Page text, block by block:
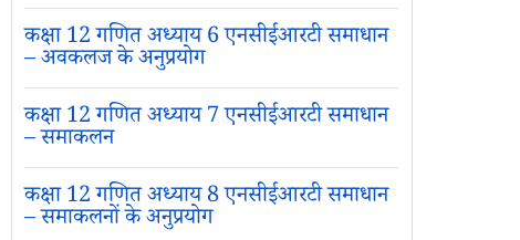
कक्षा 12 गणित अध्याय 6 एनसीईआरटी समाधान
– अवकलज के अनुप्रयोग
कक्षा 12 गणित अध्याय 7 एनसीईआरटी समाधान
– समाकलन
कक्षा 12 गणित अध्याय 8 एनसीईआरटी समाधान
– समाकलनों के अनुप्रयोग